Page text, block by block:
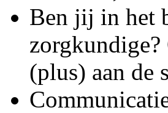
Ben jij in het
(plus) aan de